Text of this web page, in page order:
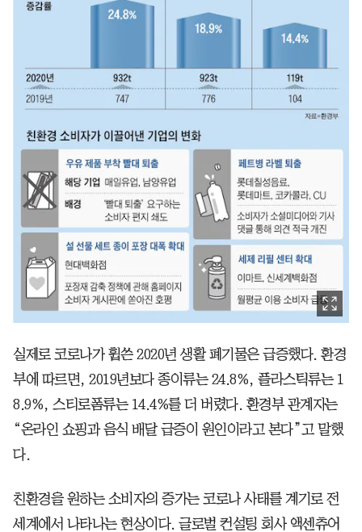
실제로 코로나가 휩쓴 2020년 생활 폐기물은 급증했다. 환경
부에 따르면, 2019년보다 종이류는 24.8%, 플라스틱류는 1
8.9%, 스티로폼류는 14.4%를 더 버렸다. 환경부 관계자는
“온라인 쇼핑과 음식 배달 급증이 원인이라고 본다”고 말했
다.
친환경을 원하는 소비자의 증가는 코로나 사태를 계기로 전
세계에서 나타나는 현상이다. 글로벌 컨설팅 회사 액센츄어